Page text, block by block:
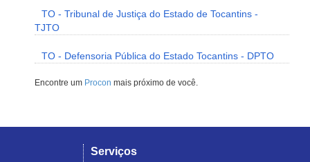
TO - Tribunal de Justiça do Estado de Tocantins -
TJTO
TO - Defensoria Pública do Estado Tocantins - DPTO
Encontre um Procon mais próximo de você.
Serviços